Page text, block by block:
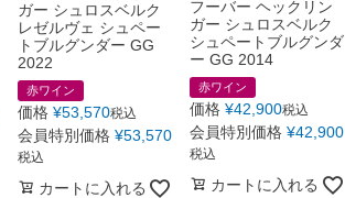
ガー シュロスベルク
レゼルヴェ シュペー
トブルグンダー GG
2022
赤ワイン
価格 ¥53,570税込
会員特別価格 ¥53,570
税込
カートに入れる
フーバー ヘックリン
ガー シュロスベルク
シュペートブルグンダ
ー GG 2014
赤ワイン
価格 ¥42,900税込
会員特別価格 ¥42,900
税込
カートに入れる